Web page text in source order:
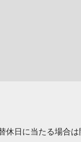
休日に当たる場合は